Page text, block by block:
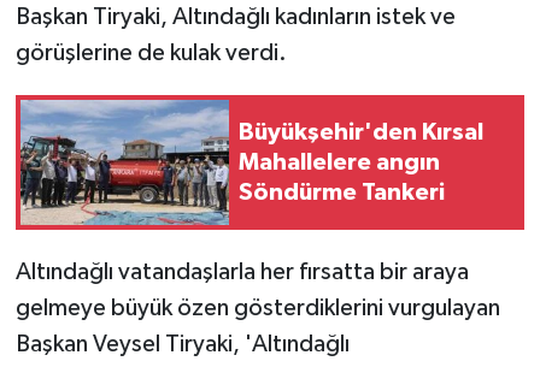
Başkan Tiryaki, Altındağlı kadınların istek ve
görüşlerine de kulak verdi.
Büyükşehir'den Kırsal
Mahallelere angın
Söndürme Tankeri
Altındağlı vatandaşlarla her fırsatta bir araya
gelmeye büyük özen gösterdiklerini vurgulayan
Başkan Veysel Tiryaki, 'Altındağlı